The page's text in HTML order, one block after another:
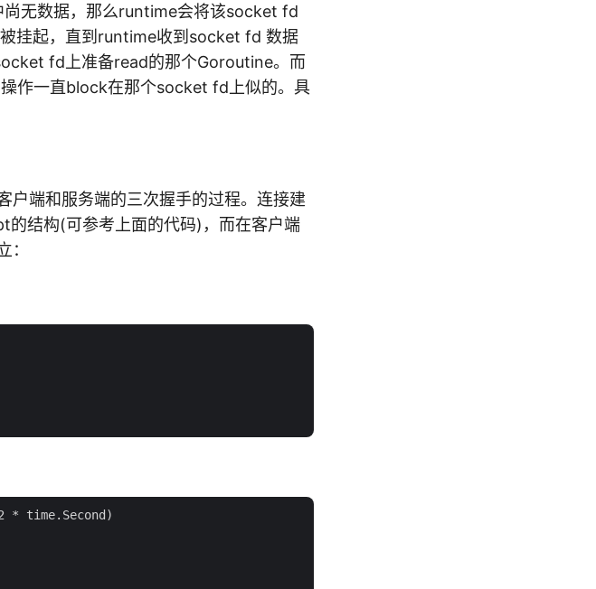
无数据，那么runtime会将该socket fd
挂起，直到runtime收到socket fd 数据
fd上准备read的那个Goroutine。而
作一直block在那个socket fd上似的。具
户端和服务端的三次握手的过程。连接建
结构(可参考上面的代码)，而在客户端
：
time.Second)